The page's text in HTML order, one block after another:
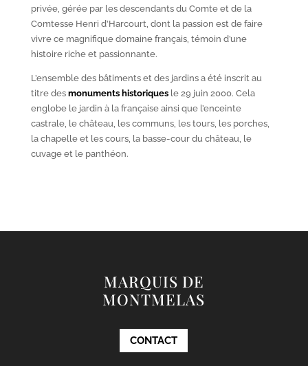
privée, gérée par les descendants du Comte et de la
Comtesse Henri d’Harcourt, dont la passion est de faire
vivre ce magnifique domaine français, témoin d’une
histoire riche et passionnante.
L’ensemble des bâtiments et des jardins a été inscrit au
titre des monuments historiquesle 29 juin 2000. Cela
englobe le jardin à la française ainsi que l’enceinte
castrale, le château, les communs, les tours, les porches,
la chapelle et les cours, la basse-cour du château, le
cuvage et le panthéon.
MARQUIS DE
MONTMELAS
CONTACT